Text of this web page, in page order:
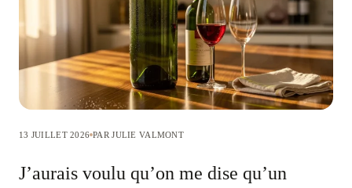
13 JUILLET 2026 PAR JULIE VALMONT
J’aurais voulu qu’on me dise qu’un